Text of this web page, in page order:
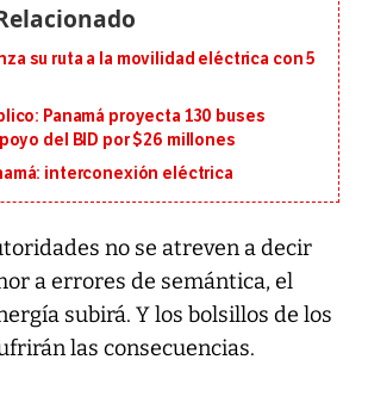
su ruta a la movilidad eléctrica con 5
Panamá proyecta 130 buses
del BID por $26 millones
interconexión eléctrica
no se atreven a decir
a errores de semántica, el
subirá. Y los bolsillos de los
las consecuencias.